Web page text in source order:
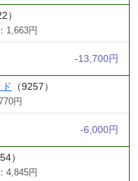
）
1,663円
-13,700円
（9257）
円
-6,000円
）
4,845円